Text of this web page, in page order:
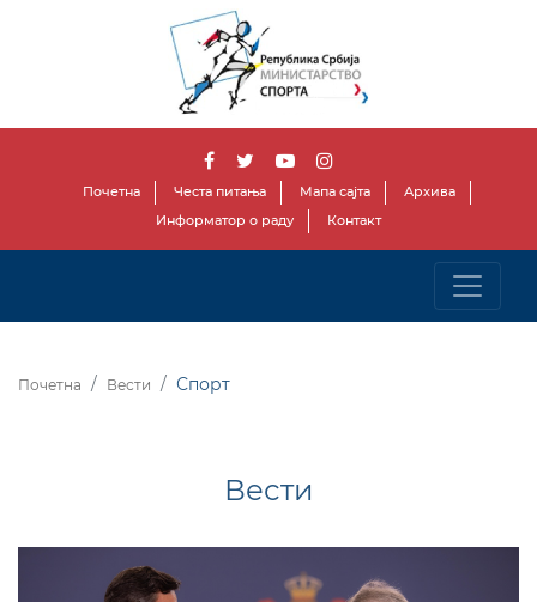
Почетна Честа питања Мапа сајта
Архива
Информатор о раду
Контакт
Почетна Вести Спорт
Вести